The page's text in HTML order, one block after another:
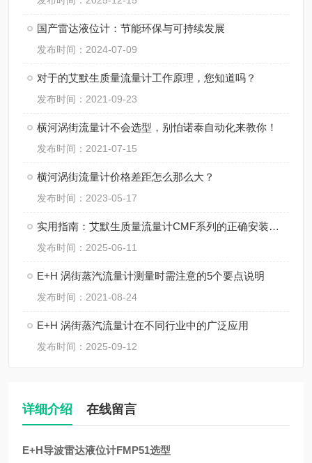
国产雷达液位计：节能环保与可持续发展
发布时间：2024-07-09
对于的艾默生质量流量计工作原理，您知道吗？
发布时间：2021-09-23
横河涡街流量计不会选型，别怕诺泰自动化来教你！
发布时间：2021-07-15
横河涡街流量计价格差距怎么那么大？
发布时间：2023-05-17
实用指南：艾默生质量流量计CMF系列的正确安装方法
发布时间：2025-06-11
E+H 涡街蒸汽流量计测量时需注意的5个要点说明
发布时间：2021-08-24
E+H 涡街蒸汽流量计在不同行业中的广泛应用
发布时间：2025-09-12
详细介绍 在线留言
E+H导波雷达液位计FMP51选型